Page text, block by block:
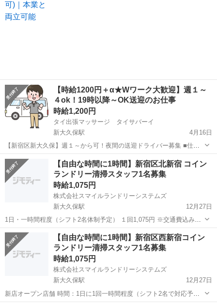
【時給1200円＋α★Wワーク大歓迎】週１～
４ok！19時以降～OK送迎のお仕事
時給1,200円
タイ出張マッサージ タイサバーイ
新大久保駅
4月16日
【新宿区新大久保】週１～から可！夜間の送迎ドライバー募集 ■仕事
内容 タイ出張リラクゼーションのお店で週1〜4くらいで、車１台あれ
ば誰でもお仕事できる簡単な送迎のお仕事です。 新宿区新大久保付近
が待...
東京 新大久保駅 その他 ITO
【自由な時間に1時間】新宿区北新宿 コイン
ランドリー清掃スタッフ1名募集
時給1,075円
株式会社スマイルランドリーシステムズ
新大久保駅
12月27日
1日・一時間程度（シフト2名体制予定） １回1,075円 ※交通費込み
（業務委託契約） 時間：2日に1回一時間程度 お好きな時間でできるの
で副業や子育て中の方でもちょっと空いた時間でOK 必要条件： ス
マ...
東京 新大久保駅 その他 スタッフ
【自由な時間に1時間】新宿区西新宿コイン
ランドリー清掃スタッフ1名募集
時給1,075円
株式会社スマイルランドリーシステムズ
新大久保駅
12月27日
新店オープン店舗 時間：1日に1回一時間程度（シフト2名で対応予
定） お好きな時間でできるので副業や子育て中の方でもちょっと空い